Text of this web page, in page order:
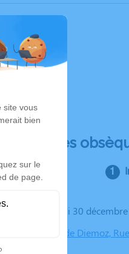
Déroulé des
Le vendredi 30
Cimetière de Diemoz,